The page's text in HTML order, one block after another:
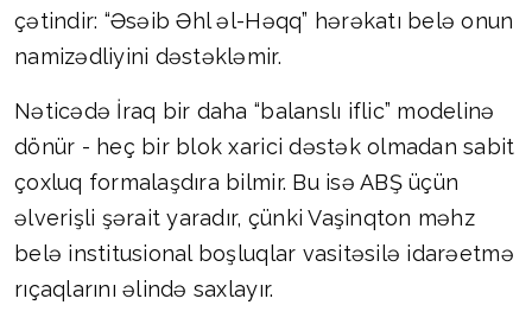
çətindir: “Əsəib Əhl əl-Həqq” hərəkatı belə onun
namizədliyini dəstəkləmir.
Nəticədə İraq bir daha “balanslı iflic” modelinə
dönür - heç bir blok xarici dəstək olmadan sabit
çoxluq formalaşdıra bilmir. Bu isə ABŞ üçün
əlverişli şərait yaradır, çünki Vaşinqton məhz
belə institusional boşluqlar vasitəsilə idarəetmə
rıçaqlarını əlində saxlayır.